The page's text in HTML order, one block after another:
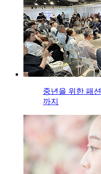
중년을 위한 패
까지